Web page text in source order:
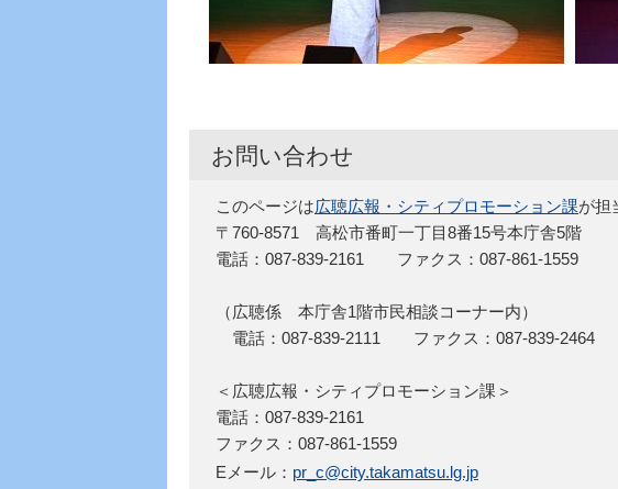
お問い合わせ
このページは広聴広報・シティプロモーション課が担
〒760-8571 高松市番町一丁目8番15号本庁舎5階
電話：087-839-2161 ファクス：087-861-1559
（広聴係 本庁舎1階市民相談コーナー内）
電話：087-839-2111 ファクス：087-839-2464
＜広聴広報・シティプロモーション課＞
電話：087-839-2161
ファクス：087-861-1559
Eメール： pr_c@city.takamatsu.lg.jp